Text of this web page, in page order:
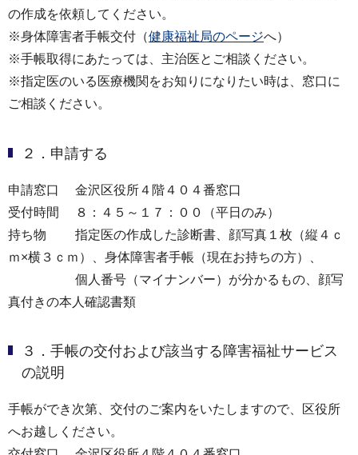
の作成を依頼してください。
※身体障害者手帳交付（健康福祉局のページへ）
※手帳取得にあたっては、主治医とご相談ください。
※指定医のいる医療機関をお知りになりたい時は、窓口に
ご相談ください。
２．申請する
申請窓口 金沢区役所４階４０４番窓口
受付時間 ８：４５～１７：００（平日のみ）
持ち物 指定医の作成した診断書、顔写真１枚（縦４ｃ
ｍ×横３ｃｍ）、身体障害者手帳（現在お持ちの方）、
個人番号（マイナンバー）が分かるもの、顔写
真付きの本人確認書類
３．手帳の交付および該当する障害福祉サービス
の説明
手帳ができ次第、交付のご案内をいたしますので、区役所
へお越しください。